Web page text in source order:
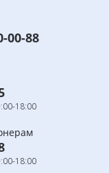
00-88
18:00
18:00